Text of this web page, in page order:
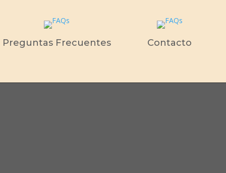
Preguntas Frecuentes Contacto